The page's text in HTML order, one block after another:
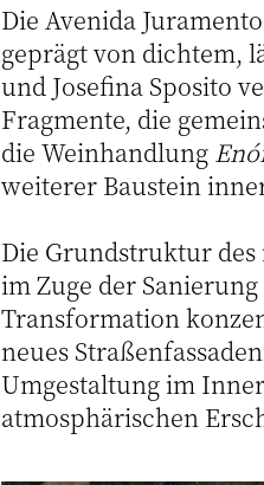
Die Avenida
geprägt von dichtem,
und Josefina Sposito
Fragmente, die
die Weinhandlung
weiterer Baustein
Die Grundstruktur des
im Zuge der
Transformation
neues
Umgestaltung im
atmosphärischen